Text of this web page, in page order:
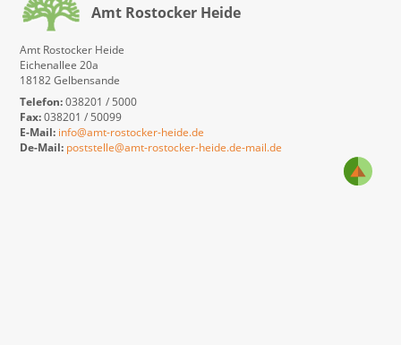
Amt Rostocker Heide
Amt Rostocker Heide
Eichenallee 20a
18182 Gelbensande
Telefon:038201 / 5000
Fax:038201 / 50099
E-Mail: info@amt-rostocker-heide.de
De-Mail: poststelle@amt-rostocker-heide.de-mail.de